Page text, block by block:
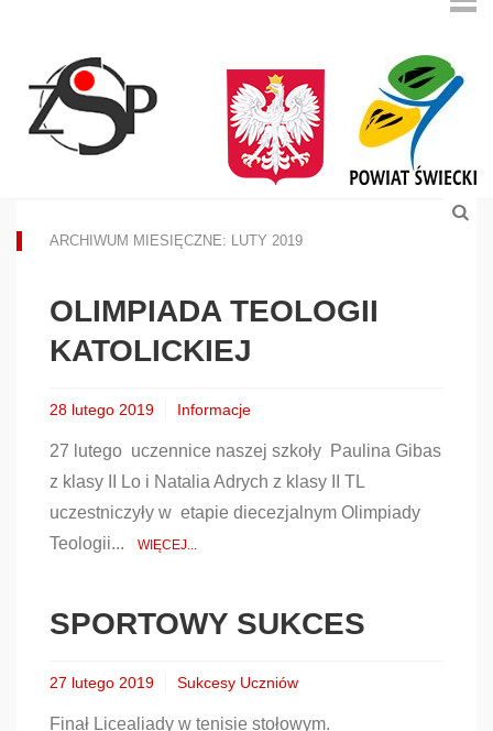
ARCHIWUM MIESIĘCZNE: LUTY 2019
OLIMPIADA TEOLOGII
KATOLICKIEJ
28 lutego 2019 Informacje
27 lutego uczennice naszej szkoły Paulina Gibas
z klasy II Lo i Natalia Adrych z klasy II TL
uczestniczyły w etapie diecezjalnym Olimpiady
Teologii...
WIĘCEJ...
SPORTOWY SUKCES
27 lutego 2019 Sukcesy Uczniów
Finał Licealiady w tenisie stołowym.